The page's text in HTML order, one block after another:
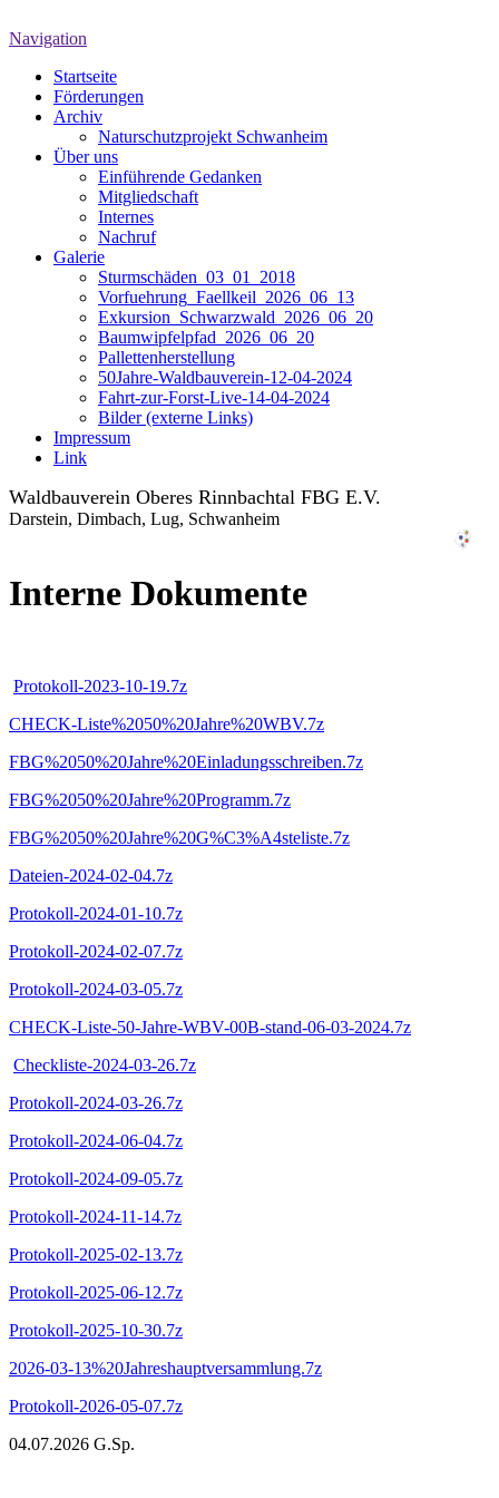
Navigation
Startseite
Förderungen
Archiv
Naturschutzprojekt Schwanheim
Über uns
Einführende Gedanken
Mitgliedschaft
Internes
Nachruf
Galerie
Sturmschäden_03_01_2018
Vorfuehrung_Faellkeil_2026_06_13
Exkursion_Schwarzwald_2026_06_20
Baumwipfelpfad_2026_06_20
Pallettenherstellung
50Jahre-Waldbauverein-12-04-2024
Fahrt-zur-Forst-Live-14-04-2024
Bilder (externe Links)
Impressum
Link
Waldbauverein Oberes Rinnbachtal FBG E.V.
Darstein, Dimbach, Lug, Schwanheim
Interne Dokumente
Protokoll-2023-10-19.7z
CHECK-Liste%2050%20Jahre%20WBV.7z
FBG%2050%20Jahre%20Einladungsschreiben.7z
FBG%2050%20Jahre%20Programm.7z
FBG%2050%20Jahre%20G%C3%A4steliste.7z
Dateien-2024-02-04.7z
Protokoll-2024-01-10.7z
Protokoll-2024-02-07.7z
Protokoll-2024-03-05.7z
CHECK-Liste-50-Jahre-WBV-00B-stand-06-03-2024.7z
Checkliste-2024-03-26.7z
Protokoll-2024-03-26.7z
Protokoll-2024-06-04.7z
Protokoll-2024-09-05.7z
Protokoll-2024-11-14.7z
Protokoll-2025-02-13.7z
Protokoll-2025-06-12.7z
Protokoll-2025-10-30.7z
2026-03-13%20Jahreshauptversammlung.7z
Protokoll-2026-05-07.7z
04.07.2026 G.Sp.